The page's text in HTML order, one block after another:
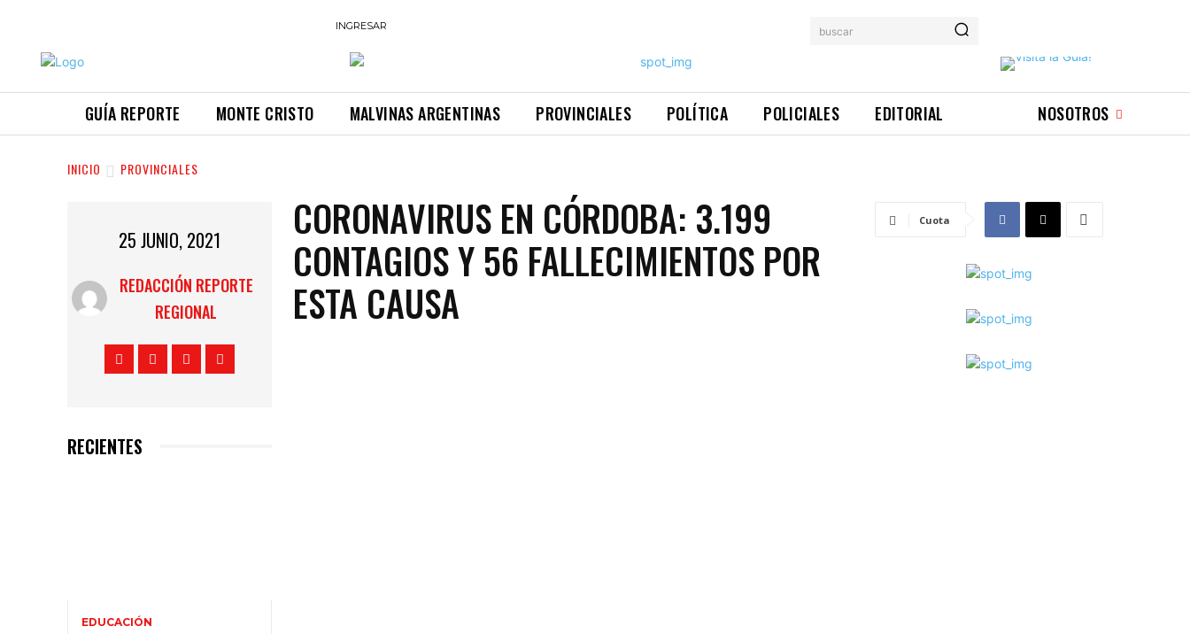
INGRESAR buscar
GUÍA REPORTE MONTE CRISTO MALVINAS ARGENTINAS PROVINCIALES POLÍTICA POLICIALES EDITORIAL NOSOTROS
INICIO PROVINCIALES
25 JUNIO, 2021
REDACCIÓN REPORTE
REGIONAL
RECIENTES
EDUCACIÓN
CORONAVIRUS EN CÓRDOBA: 3.199
CONTAGIOS Y 56 FALLECIMIENTOS POR
ESTA CAUSA
Cuota